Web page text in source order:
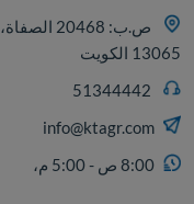
ص.ب: 20468 الصفاة،
13065 الكويت
info@ktagr.com
8:00 ص - 5:00 م،